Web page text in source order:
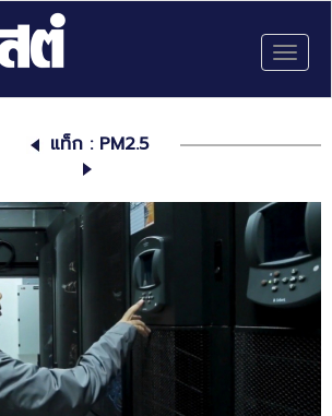
แท็ก : PM2.5